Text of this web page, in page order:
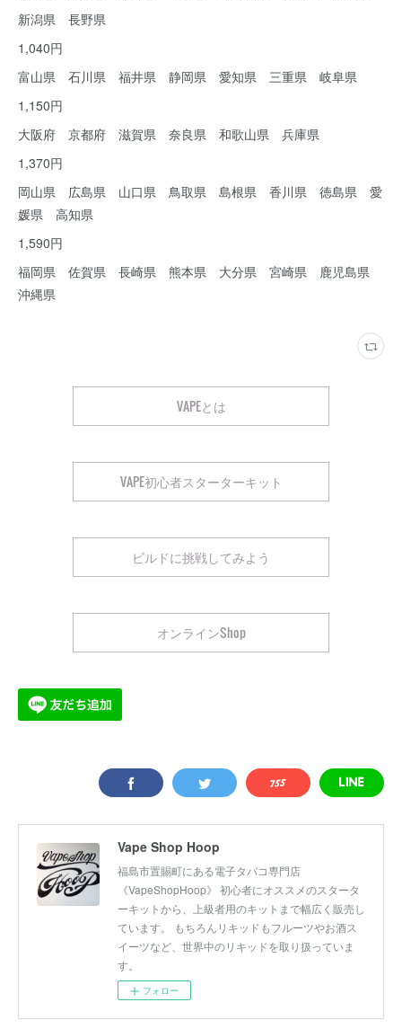
新潟県 長野県
1,040円
富山県 石川県 福井県 静岡県 愛知県 三重県 岐阜県
1,150円
大阪府 京都府 滋賀県 奈良県 和歌山県 兵庫県
1,370円
岡山県 広島県 山口県 鳥取県 島根県 香川県 徳島県 愛
媛県 高知県
1,590円
福岡県 佐賀県 長崎県 熊本県 大分県 宮崎県 鹿児島県
沖縄県
VAPEとは
VAPE初心者スターターキット
ビルドに挑戦してみよう
オンラインShop
Vape Shop Hoop
福島市置賜町にある電子タバコ専門店
《VapeShopHoop》 初心者にオススメのスタータ
ーキットから、上級者用のキットまで幅広く販売し
ています。 もちろんリキッドもフルーツやお酒ス
イーツなど、世界中のリキッドを取り扱っていま
す。
フォロー